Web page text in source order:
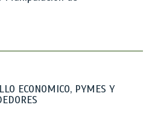
ECONOMICO, PYMES Y